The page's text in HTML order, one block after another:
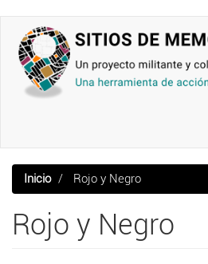
contenido
principal
Inicio Rojo y Negro
Rojo y Negro